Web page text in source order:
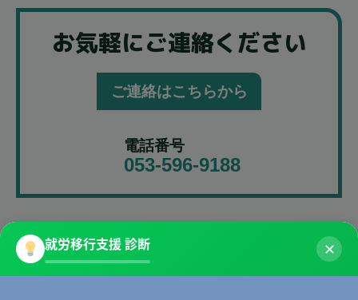
お気軽にご連絡ください
電話番号
053-596-9188
ご連絡はこちらから
就労移行支援 診断 ✕